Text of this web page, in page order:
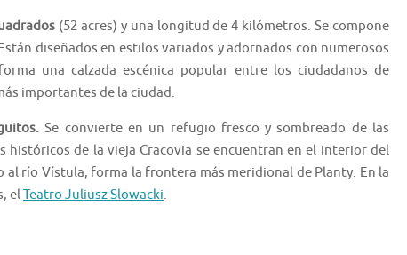
(52 acres) y una longitud de 4 kilómetros. Se compone
diseñados en estilos variados y adornados con numerosos
una calzada escénica popular entre los ciudadanos de
importantes de la ciudad.
Se convierte en un refugio fresco y sombreado de las
históricos de la vieja Cracovia se encuentran en el interior del
al río Vístula, forma la frontera más meridional de Planty. En la
elTeatro Juliusz Slowacki.